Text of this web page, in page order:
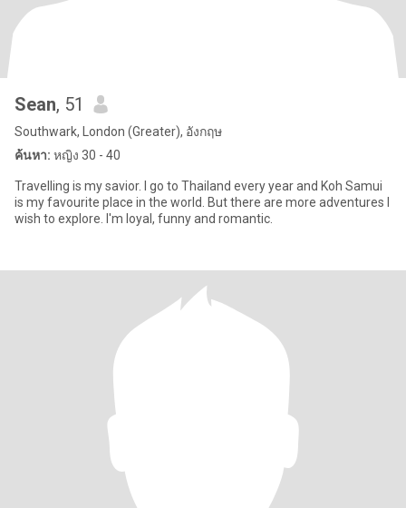
Sean, 51
Southwark, London (Greater), อังกฤษ
ค้นหา: หญิง 30 - 40
Travelling is my savior. I go to Thailand every year and Koh Samui
is my favourite place in the world. But there are more adventures I
wish to explore. I'm loyal, funny and romantic.